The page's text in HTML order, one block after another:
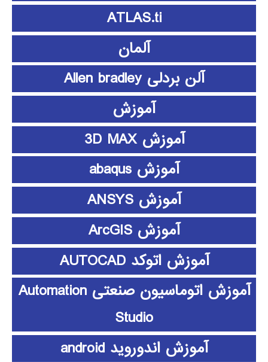
ATLAS.ti
آلمان
آلن بردلی Allen bradley
آموزش
آموزش 3D MAX
آموزش abaqus
آموزش ANSYS
آموزش ArcGIS
آموزش اتوکد AUTOCAD
آموزش اتوماسیون صنعتی Automation
Studio
آموزش اندوروید android